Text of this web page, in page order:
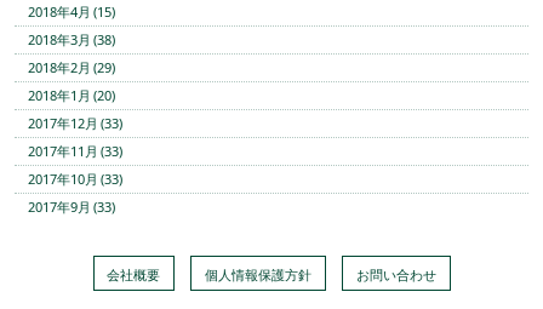
2018年4月 (15)
2018年3月 (38)
2018年2月 (29)
2018年1月 (20)
2017年12月 (33)
2017年11月 (33)
2017年10月 (33)
2017年9月 (33)
会社概要 個人情報保護方針 お問い合わせ